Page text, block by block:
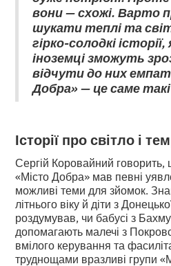
вони — схожі. Варто
шукати теплі та
гірко-солодкі історії,
іноземці зможуть
відчути до них
Добра» — це саме такі
Історії про світло і
Сергій Коровайний
«Місто Добра» мав певні
можливі теми для зйомок.
літнього віку й діти з
роздумував, чи бабусі з
допомагають малечі з
вмілого керування та
труднощами вразливі групи